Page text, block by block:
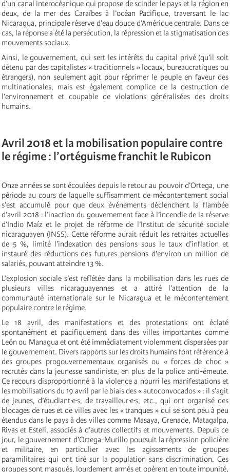
d’un canal interocéanique qui propose de scinder le pays et la région en
deux, de la mer des Caraïbes à l’océan Pacifique, traversant le lac
Nicaragua, principale réserve d’eau douce d’Amérique centrale. Dans ce
cas, la réponse a été la persécution, la répression et la stigmatisation des
mouvements sociaux.
Ainsi, le gouvernement, qui sert les intérêts du capital privé (qu’il soit
détenu par des capitalistes « traditionnels » locaux, bureaucratiques ou
étrangers), non seulement agit pour réprimer le peuple en faveur des
multinationales, mais est également complice de la destruction de
l’environnement et coupable de violations généralisées des droits
humains.
Avril 2018 et la mobilisation populaire contre
le régime : l’ortéguisme franchit le Rubicon
Onze années se sont écoulées depuis le retour au pouvoir d’Ortega, une
période au cours de laquelle suffisamment de mécontentement social
s’est accumulé pour que deux événements déclenchent la flambée
d’avril 2018 : l’inaction du gouvernement face à l’incendie de la réserve
d’Indio Maíz et le projet de réforme de l’Institut de sécurité sociale
nicaraguayen (INSS). Cette réforme aurait réduit les retraites actuelles
de 5 %, limité l’indexation des pensions sous le taux d’inflation et
instauré des réductions des futures pensions d’environ un million de
salariés, pouvant atteindre 13 %.
L’explosion sociale s’est reflétée dans la mobilisation dans les rues de
plusieurs villes nicaraguayennes et a attiré l’attention de la
communauté internationale sur le Nicaragua et le mécontentement
populaire contre le régime.
Le 18 avril, des manifestations et des protestations ont éclaté
spontanément et pacifiquement dans des villes importantes comme
León ou Managua et ont été immédiatement violemment dispersées par
le gouvernement. Divers rapports sur les droits humains font référence à
des groupes progouvernementaux organisés ou « forces de choc »
recrutés dans la jeunesse sandiniste, en plus de la police anti-émeute.
Ce recours disproportionné à la violence a nourri les manifestations et
les mobilisations du 19 avril par le biais des « autoconvocados » : il s’agit
de jeunes, d’étudiant·e·s, de travailleur·e·s, etc., qui ont organisé des
blocages de rues et de villes avec les « tranques » qui se sont peu à peu
étendus dans le pays à des villes comme Masaya, Grenade, Matagalpa,
Rivas et Estelí, associés à d’autres collectifs et mouvements. Depuis ce
jour, le gouvernement d’Ortega-Murillo poursuit la répression policière
et militaire, en particulier avec les agissements de groupes
paramilitaires qui ont tiré sur la population sans discrimination. Ces
groupes sont masqués, lourdement armés et opèrent en toute impunité,